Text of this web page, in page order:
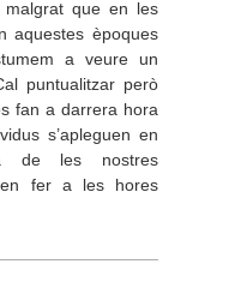
malgrat que en les
aquestes èpoques
a veure un
puntualitzar però
fan a darrera hora
s’apleguen en
de les nostres
fer a les hores